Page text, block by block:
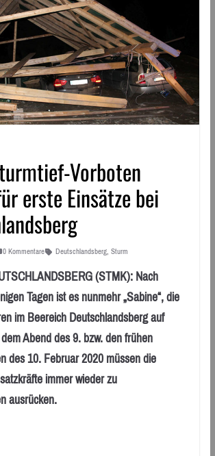
Vorboten
erste Einsätze bei
0 Kommentare Deutschlandsberg, Sturm
(STMK): Nach
Tagen ist es nunmehr „Sabine“, die
im Beereich Deutschlandsberg auf
Abend des 9. bzw. den frühen
des 10. Februar 2020 müssen die
immer wieder zu
ausrücken.